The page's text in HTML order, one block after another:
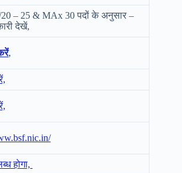
– 25 & MAx 30 पदों के अनुसार –
देखें,
,
होगा,